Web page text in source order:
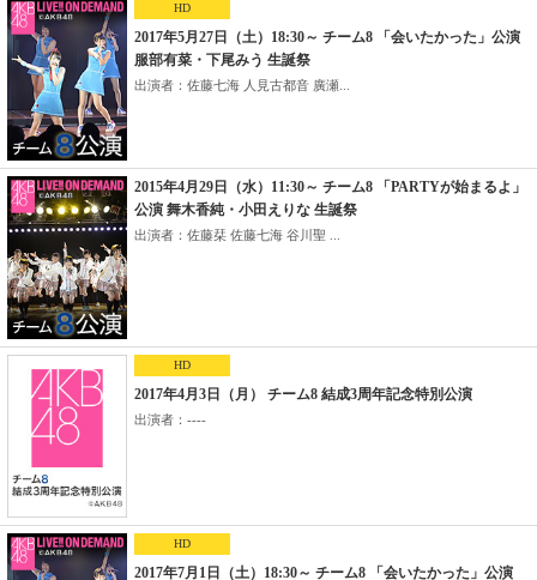
HD
2017年5月27日（土）18:30～ チーム8 「会いたかった」公演
服部有菜・下尾みう 生誕祭
出演者：佐藤七海 人見古都音 廣瀬...
2015年4月29日（水）11:30～ チーム8 「PARTYが始まるよ」
公演 舞木香純・小田えりな 生誕祭
出演者：佐藤栞 佐藤七海 谷川聖 ...
HD
2017年4月3日（月） チーム8 結成3周年記念特別公演
出演者：----
HD
2017年7月1日（土）18:30～ チーム8 「会いたかった」公演